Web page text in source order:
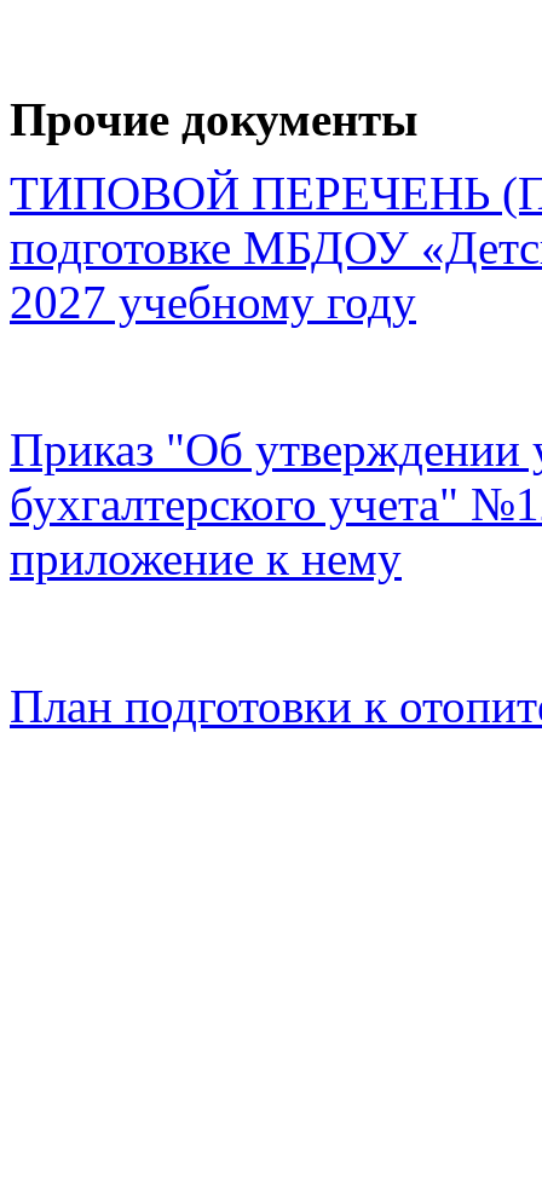
Прочие документы
ТИПОВОЙ ПЕРЕЧЕНЬ
подготовке МБДОУ
2027 учебному году
Приказ "Об утверждении
бухгалтерского учета"
приложение к нему
План подготовки к